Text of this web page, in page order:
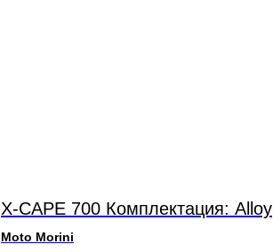
X-CAPE 700 Комплектация: Alloy
Moto Morini